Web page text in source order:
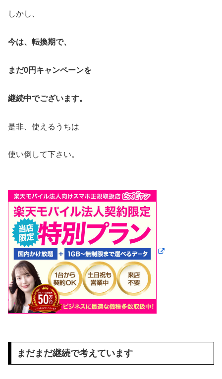
しかし、
今は、転換期で、
まだ0円キャンペーンを
継続中でございます。
是非、使えるうちは
使い倒して下さい。
まだまだ継続で考えています